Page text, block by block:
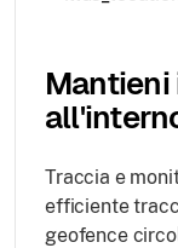
Traccia e
efficiente
geofence